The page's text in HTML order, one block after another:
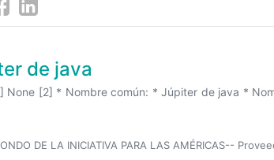
de java
None [2] * Nombre común: * Júpiter de java *
DE LA INICIATIVA PARA LAS AMÉRICAS--